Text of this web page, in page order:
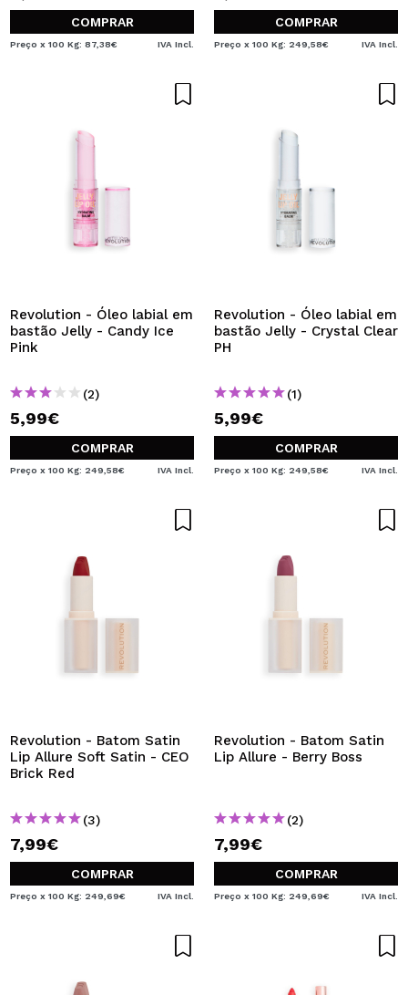
COMPRAR
Preço x 100 Kg: 87,38€ IVA Incl.
COMPRAR
Preço x 100 Kg: 249,58€ IVA Incl.
Revolution - Óleo labial em
bastão Jelly - Candy Ice
Pink
(2)
5,99€
COMPRAR
Preço x 100 Kg: 249,58€ IVA Incl.
Revolution - Óleo labial em
bastão Jelly - Crystal Clear
PH
(1)
5,99€
COMPRAR
Preço x 100 Kg: 249,58€ IVA Incl.
Revolution - Batom Satin
Lip Allure Soft Satin - CEO
Brick Red
(3)
7,99€
COMPRAR
Preço x 100 Kg: 249,69€ IVA Incl.
Revolution - Batom Satin
Lip Allure - Berry Boss
(2)
7,99€
COMPRAR
Preço x 100 Kg: 249,69€ IVA Incl.